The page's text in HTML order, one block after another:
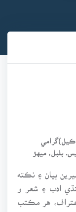
بلبل، ميهڙ
بيان ۽ نڪته
ادب ۽ شعر و
هر مڪتب